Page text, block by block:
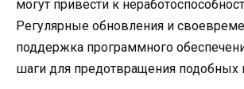
могут привести к
Регулярные обновления и
поддержка программного
шаги для предотвращения подобных